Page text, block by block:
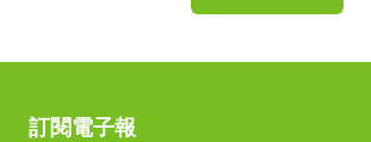
訂閱電子報